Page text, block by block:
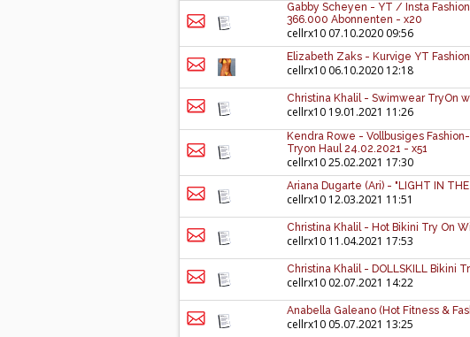
Gabby Scheyen - YT / Insta
366.000 Abonnenten - x20
cellrx10 07.10.2020 09:56
Elizabeth Zaks - Kurvige YT
cellrx10 06.10.2020 12:18
Christina Khalil - Swimwear TryOn
cellrx10 19.01.2021 11:26
Kendra Rowe - Vollbusiges
Tryon Haul 24.02.2021 - x51
cellrx1025.02.2021 17:30
Ariana Dugarte (Ari) - "LIGHT IN
cellrx10 12.03.2021 11:51
Christina Khalil - Hot Bikini Try On
cellrx10 11.04.2021 17:53
Christina Khalil - DOLLSKILL Bikini
cellrx10 02.07.2021 14:22
Anabella Galeano (Hot Fitness &
cellrx10 05.07.2021 13:25